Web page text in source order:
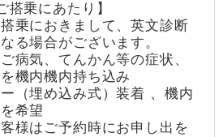
搭乗にあたり】
乗におきまして、英文診断
る場合がございます。
病気、てんかん等の症状、
機内機内持ち込み
（埋め込み式）装着 、機内
希望
様はご予約時にお申し出を